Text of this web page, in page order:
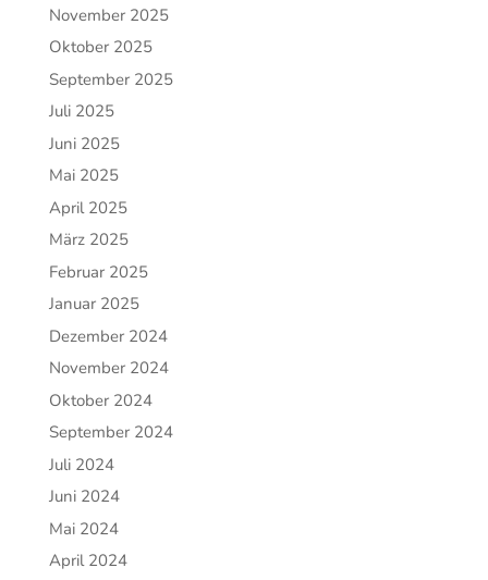
November 2025
Oktober 2025
September 2025
Juli 2025
Juni 2025
Mai 2025
April 2025
März 2025
Februar 2025
Januar 2025
Dezember 2024
November 2024
Oktober 2024
September 2024
Juli 2024
Juni 2024
Mai 2024
April 2024